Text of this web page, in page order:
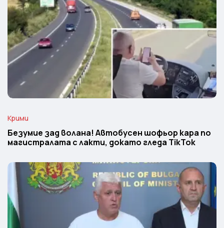
Крими
Безумие зад волана! Автобусен шофьор кара по
магистралата с лакти, докато гледа TikTok